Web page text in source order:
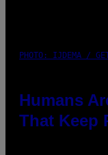
PHOTO: IJDEMA /
Humans
That Keep